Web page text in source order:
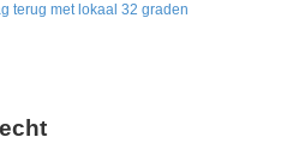
terug met lokaal 32 graden